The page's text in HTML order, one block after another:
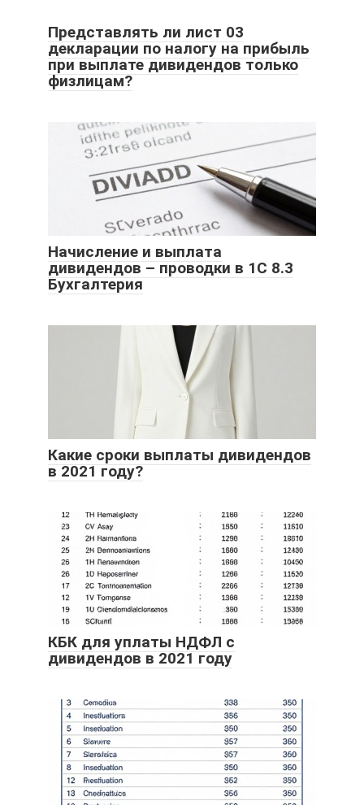
Представлять ли лист 03
декларации по налогу на прибыль
при выплате дивидендов только
физлицам?
Начисление и выплата
дивидендов – проводки в 1С 8.3
Бухгалтерия
Какие сроки выплаты дивидендов
в 2021 году?
КБК для уплаты НДФЛ с
дивидендов в 2021 году